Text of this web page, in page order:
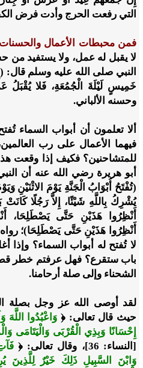
التي رفعت الحرج وأدت فرض
فمن محبطات الأعمال
لا يقبل له عمل، ولا يستفيد من
النبي صلى الله عليه وسلم
خَمِيسٍ لَيْلَةَ الْجُمُعَةِ، فَلا
وحسنه الألباني.
ألا تعلمون أن أبواب السماء
فيهما الأعمال على رب
للمتشاحنين؟ فكيف إذا وقعت
أبو هريرة رضي الله عنه أن
(تُفْتَحُ أَبْوَابُ الْجَنَّةِ يَوْمَ الاثْنَيْنِ
يُشْرِكُ بِاللَّهِ شَيْئًا، إِلاَّ رَجُلًا
أَنْظِرُوا هَذَيْنِ حَتَّى يَصْطَلِحَا،
أَنْظِرُوا هَذَيْنِ حَتَّى يَصْطَلِحَا)؛
لا تُفتح له أبواب السماء؟
باب ستقرع؟ فهل عرفتم خطر
الشحناء وإلى صلة أرحامنا.
لقد أوصى الله عز وجل بصلة
حيث قال تعالى: ﴿ وَاعْبُدُوا اللَّهَ
إِحْسَانًا وَبِذِي الْقُرْبَى وَالْيَتَامَى
[النساء: 36]، وقال تعالى: ﴿
وَابْنَ السَّبِيلِ ذَلِكَ خَيْرٌ لِلَّذِينَ